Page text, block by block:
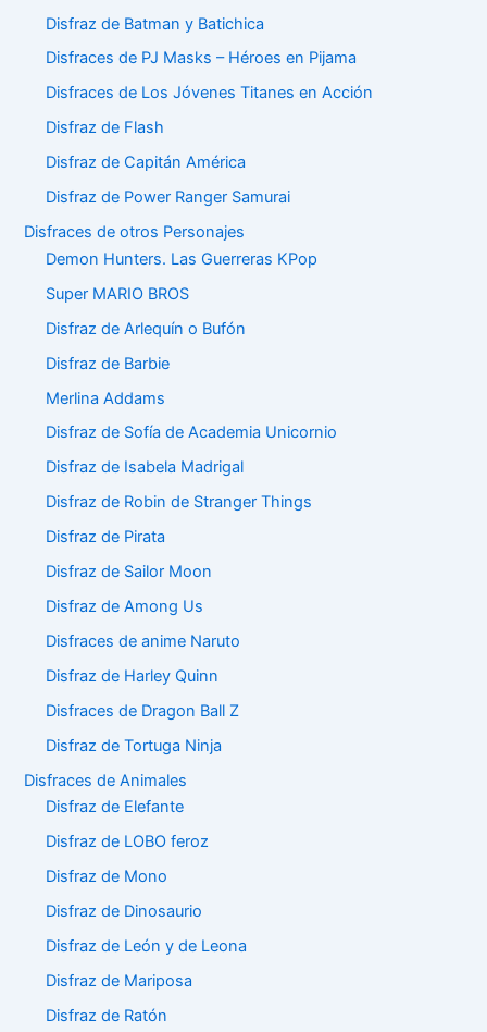
Disfraz de Batman y Batichica
Disfraces de PJ Masks – Héroes en Pijama
Disfraces de Los Jóvenes Titanes en Acción
Disfraz de Flash
Disfraz de Capitán América
Disfraz de Power Ranger Samurai
Disfraces de otros Personajes
Demon Hunters. Las Guerreras KPop
Super MARIO BROS
Disfraz de Arlequín o Bufón
Disfraz de Barbie
Merlina Addams
Disfraz de Sofía de Academia Unicornio
Disfraz de Isabela Madrigal
Disfraz de Robin de Stranger Things
Disfraz de Pirata
Disfraz de Sailor Moon
Disfraz de Among Us
Disfraces de anime Naruto
Disfraz de Harley Quinn
Disfraces de Dragon Ball Z
Disfraz de Tortuga Ninja
Disfraces de Animales
Disfraz de Elefante
Disfraz de LOBO feroz
Disfraz de Mono
Disfraz de Dinosaurio
Disfraz de León y de Leona
Disfraz de Mariposa
Disfraz de Ratón